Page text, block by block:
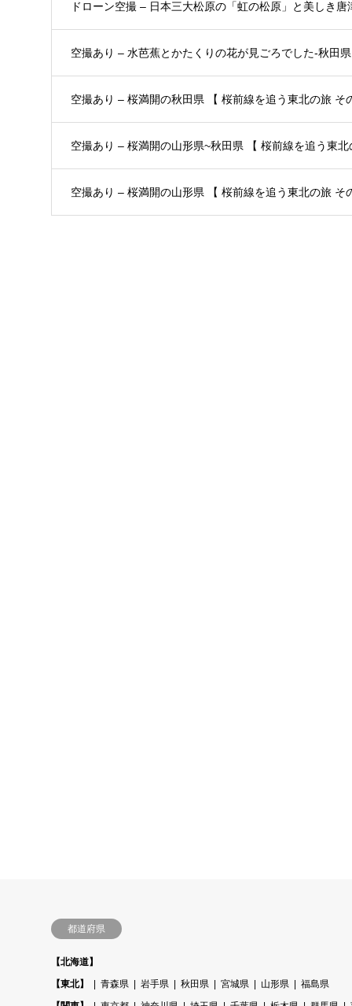
ドローン空撮 – 日本三大松原の「虹の松原」と美しき唐
空撮あり – 水芭蕉とかたくりの花が見ごろでした-秋田
空撮あり – 桜満開の秋田県 【 桜前線を追う東北の旅 そ
空撮あり – 桜満開の山形県~秋田県 【 桜前線を追う東
空撮あり – 桜満開の山形県 【 桜前線を追う東北の旅 そ
都道府県
【北海道】
【東北】
青森県 岩手県 秋田県 宮城県 山形県
福島県